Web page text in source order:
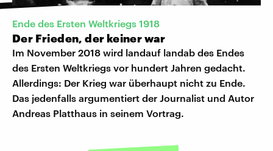
Ende des Ersten Weltkriegs 1918
Der Frieden, der keiner war
Im November 2018 wird landauf landab des Endes
des Ersten Weltkriegs vor hundert Jahren gedacht.
Allerdings: Der Krieg war überhaupt nicht zu Ende.
Das jedenfalls argumentiert der Journalist und Autor
Andreas Platthaus in seinem Vortrag.